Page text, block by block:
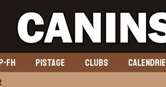
FH PISTAGE CLUBS